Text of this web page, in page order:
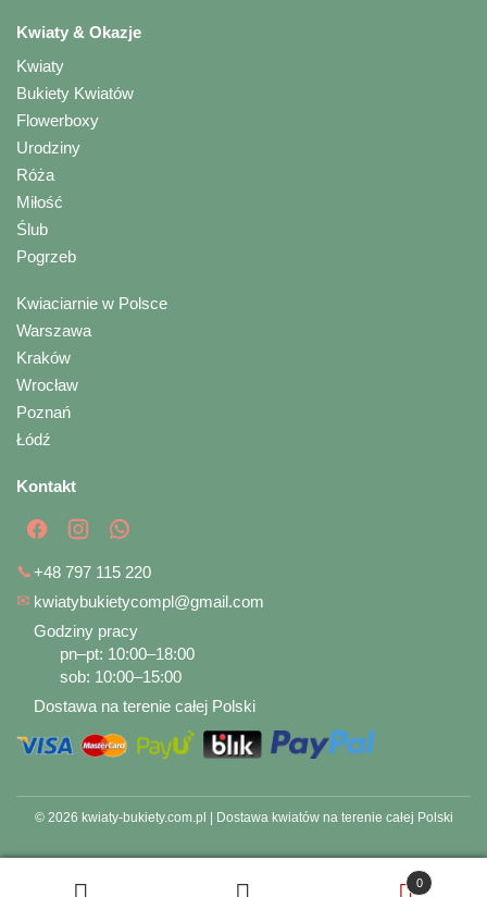
Kwiaty & Okazje
Kwiaty
Bukiety Kwiatów
Flowerboxy
Urodziny
Róża
Miłość
Ślub
Pogrzeb
Kwiaciarnie w Polsce
Warszawa
Kraków
Wrocław
Poznań
Łódź
Kontakt
📞+48 797 115 220
✉ kwiatybukietycompl@gmail.com
Godziny pracy
pn–pt: 10:00–18:00
sob: 10:00–15:00
Dostawa na terenie całej Polski
0
© 2026 kwiaty-bukiety.com.pl | Dostawa kwiatów na terenie całej Polski